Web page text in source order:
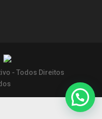
- Todos Direitos